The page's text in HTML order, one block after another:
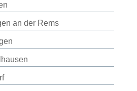
an der Rems